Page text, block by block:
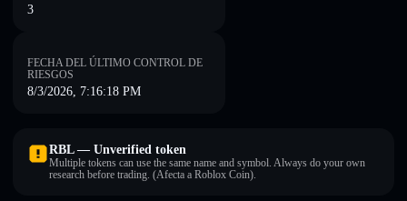
3
FECHA DEL ÚLTIMO CONTROL DE
RIESGOS
8/3/2026, 7:16:18 PM
RBL — Unverified token
Multiple tokens can use the same name and symbol. Always do your own
research before trading. (Afecta a Roblox Coin).